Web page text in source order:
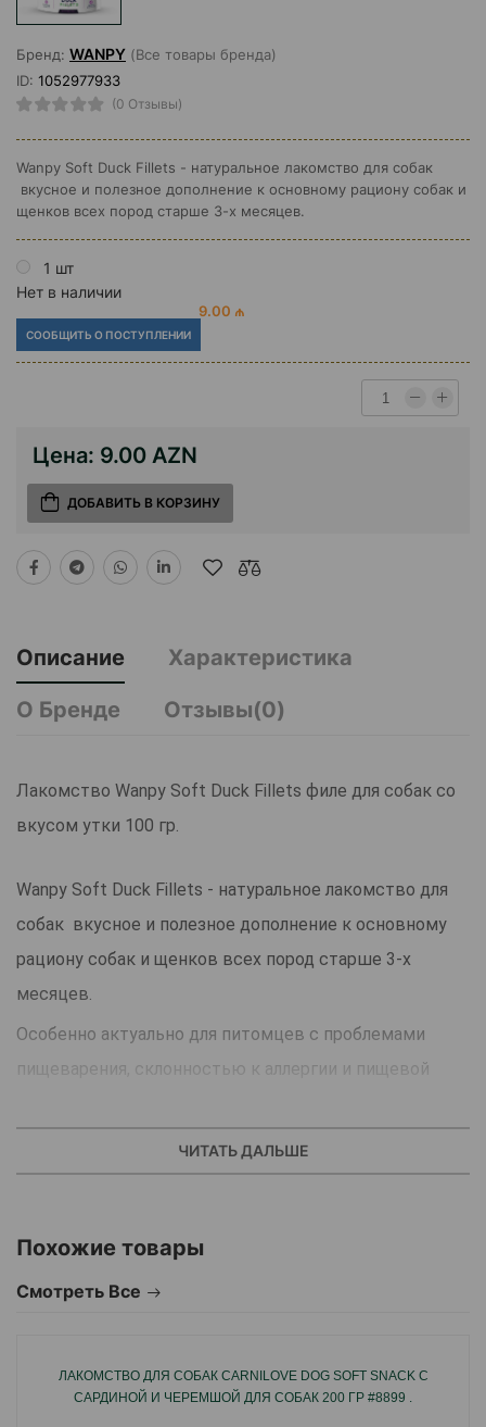
Бренд: WANPY (Все товары бренда)
ID: 1052977933
(0 Отзывы)
Wanpy Soft Duck Fillets - натуральное лакомство для собак
вкусное и полезное дополнение к основному рациону собак и
щенков всех пород старше 3-х месяцев.
1 шт
Нет в наличии
9.00 ₼
СООБЩИТЬ О ПОСТУПЛЕНИИ
Цена: 9.00 AZN
ДОБАВИТЬ В КОРЗИНУ
Описание
Характеристика
О Бренде
Отзывы(0)
Лакомство Wanpy Soft Duck Fillets филе для собак со
вкусом утки 100 гр.
Wanpy Soft Duck Fillets - натуральное лакомство для
собак вкусное и полезное дополнение к основному
рациону собак и щенков всех пород старше 3-х
месяцев.
Особенно актуально для питомцев с проблемами
пищеварения, склонностью к аллергии и пищевой
Нет ничего лучше для дрессировки собак, чем
натуральное лакомство, которое легко можно
питомец будет без ума от его вкуса и аромата.
Филе утки Wanpy - именно то, что вам нужно для
животного белка и мало жира.
ЧИТАТЬ ДАЛЬШЕ
Похожие товары
Смотреть Все
ЛАКОМСТВО ДЛЯ СОБАК CARNILOVE DOG SOFT SNACK С
САРДИНОЙ И ЧЕРЕМШОЙ ДЛЯ СОБАК 200 ГР #8899 .